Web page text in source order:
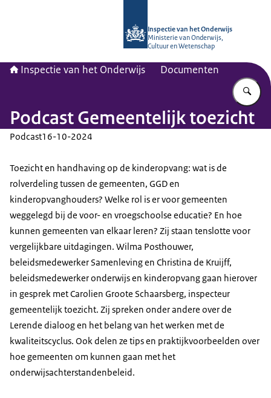
Inspectie van het Onderwijs
Ministerie van Onderwijs,
Cultuur en Wetenschap
Inspectie van het Onderwijs Documenten
Podcast Gemeentelijk toezicht
Podcast16-10-2024
Toezicht en handhaving op de kinderopvang: wat is de
rolverdeling tussen de gemeenten, GGD en
kinderopvanghouders? Welke rol is er voor gemeenten
weggelegd bij de voor- en vroegschoolse educatie? En hoe
kunnen gemeenten van elkaar leren? Zij staan tenslotte voor
vergelijkbare uitdagingen. Wilma Posthouwer,
beleidsmedewerker Samenleving en Christina de Kruijff,
beleidsmedewerker onderwijs en kinderopvang gaan hierover
in gesprek met Carolien Groote Schaarsberg, inspecteur
gemeentelijk toezicht. Zij spreken onder andere over de
Lerende dialoog en het belang van het werken met de
kwaliteitscyclus. Ook delen ze tips en praktijkvoorbeelden over
hoe gemeenten om kunnen gaan met het
onderwijsachterstandenbeleid.